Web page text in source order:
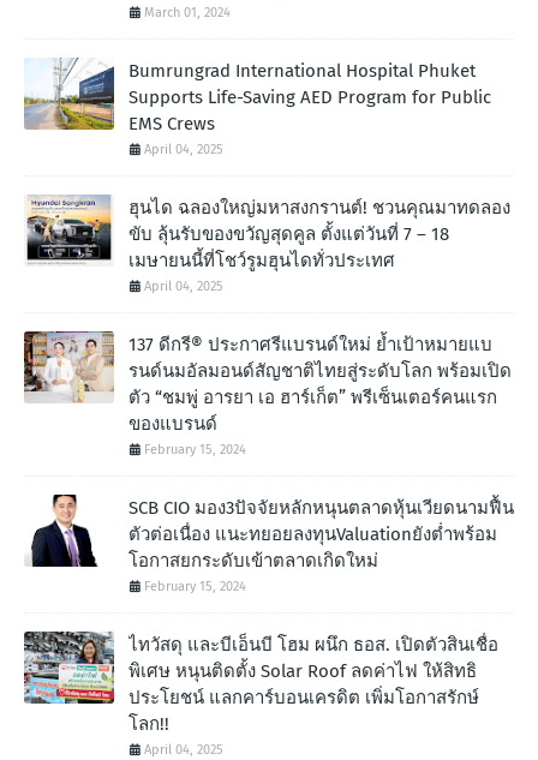
March 01, 2024
Bumrungrad International Hospital Phuket
Supports Life-Saving AED Program for Public
EMS Crews
April 04, 2025
ฮุนได ฉลองใหญ่มหาสงกรานต์! ชวนคุณมาทดลอง
ขับ ลุ้นรับของขวัญสุดคูล ตั้งแต่วันที่ 7 – 18
เมษายนนี้ที่โชว์รูมฮุนไดทั่วประเทศ
April 04, 2025
137 ดีกรี® ประกาศรีแบรนด์ใหม่ ย้ำเป้าหมายแบ
รนด์นมอัลมอนด์สัญชาติไทยสู่ระดับโลก พร้อมเปิด
ตัว “ชมพู่ อารยา เอ ฮาร์เก็ต” พรีเซ็นเตอร์คนแรก
ของแบรนด์
February 15, 2024
SCB CIO มอง3ปัจจัยหลักหนุนตลาดหุ้นเวียดนามฟื้น
ตัวต่อเนื่อง แนะทยอยลงทุนValuationยังต่ำพร้อม
โอกาสยกระดับเข้าตลาดเกิดใหม่
February 15, 2024
ไทวัสดุ และบีเอ็นบี โฮม ผนึก ธอส. เปิดตัวสินเชื่อ
พิเศษ หนุนติดตั้ง Solar Roof ลดค่าไฟ ให้สิทธิ
ประโยชน์ แลกคาร์บอนเครดิต เพิ่มโอกาสรักษ์
โลก!!
April 04, 2025